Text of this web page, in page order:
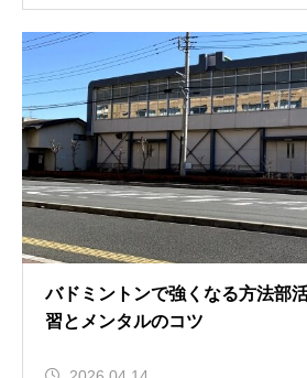
バドミントンで強くなる方法部
習とメンタルのコツ